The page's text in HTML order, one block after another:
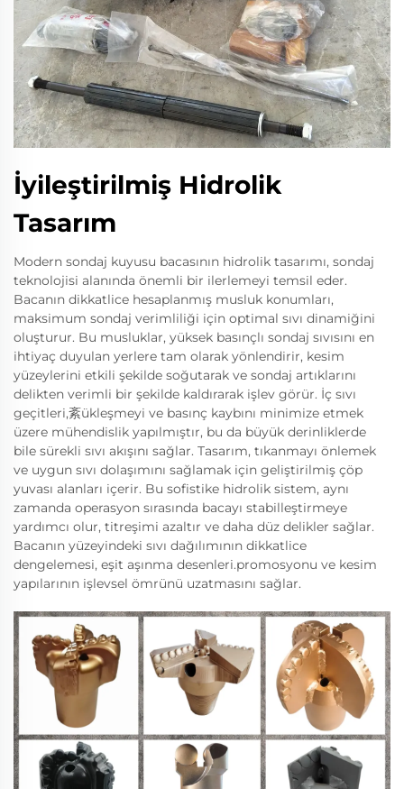
İyileştirilmiş Hidrolik
Tasarım
Modern sondaj kuyusu bacasının hidrolik tasarımı, sondaj
teknolojisi alanında önemli bir ilerlemeyi temsil eder.
Bacanın dikkatlice hesaplanmış musluk konumları,
maksimum sondaj verimliliği için optimal sıvı dinamiğini
oluşturur. Bu musluklar, yüksek basınçlı sondaj sıvısını en
ihtiyaç duyulan yerlere tam olarak yönlendirir, kesim
yüzeylerini etkili şekilde soğutarak ve sondaj artıklarını
delikten verimli bir şekilde kaldırarak işlev görür. İç sıvı
geçitleri,紊ükleşmeyi ve basınç kaybını minimize etmek
üzere mühendislik yapılmıştır, bu da büyük derinliklerde
bile sürekli sıvı akışını sağlar. Tasarım, tıkanmayı önlemek
ve uygun sıvı dolaşımını sağlamak için geliştirilmiş çöp
yuvası alanları içerir. Bu sofistike hidrolik sistem, aynı
zamanda operasyon sırasında bacayı stabilleştirmeye
yardımcı olur, titreşimi azaltır ve daha düz delikler sağlar.
Bacanın yüzeyindeki sıvı dağılımının dikkatlice
dengelemesi, eşit aşınma desenleri.promosyonu ve kesim
yapılarının işlevsel ömrünü uzatmasını sağlar.